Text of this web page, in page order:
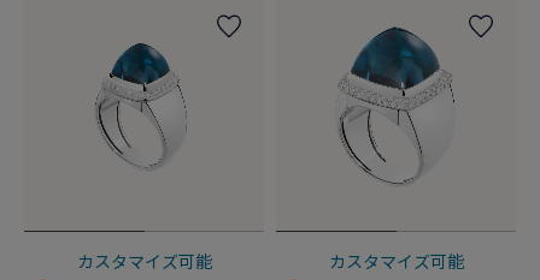
カスタマイズ可能 カスタマイズ可能